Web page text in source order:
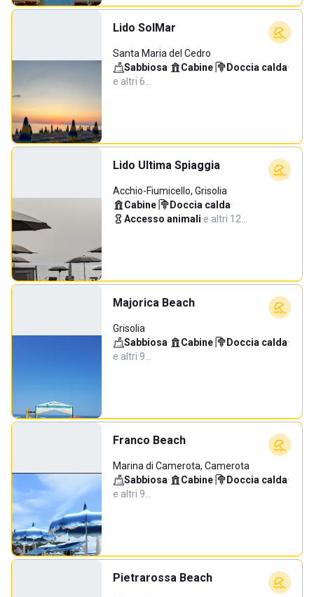
Lido SolMar
Santa Maria del Cedro
Sabbiosa· Cabine· Doccia calda·
e altri 6…
Lido Ultima Spiaggia
Acchio-Fiumicello, Grisolia
Cabine· Doccia calda·
Accesso animali·e altri 12…
Majorica Beach
Grisolia
Sabbiosa· Cabine· Doccia calda·
e altri 9…
Franco Beach
Marina di Camerota, Camerota
Sabbiosa· Cabine· Doccia calda·
e altri 9…
Pietrarossa Beach